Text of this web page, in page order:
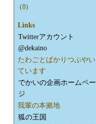
(8)
Links
Twitterアカウント
@dekaino
たわごとばかりつぶやい
ています
でかいの企画ホームペー
ジ
我輩の本拠地
狐の王国